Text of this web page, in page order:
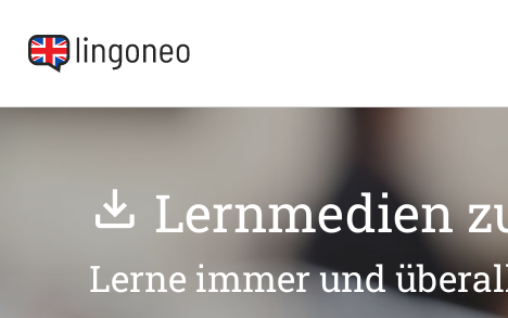
Lernmedien
Lerne immer und